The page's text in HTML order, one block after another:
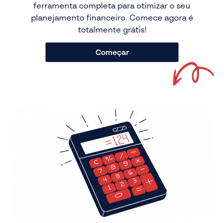
ferramenta completa para otimizar o seu
planejamento financeiro. Comece agora é
totalmente grátis!
Começar